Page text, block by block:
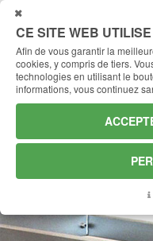
CE SITE WEB
Afin de vous garantir la
cookies, y compris de tiers.
technologies en utilisant le
informations, vous continuez